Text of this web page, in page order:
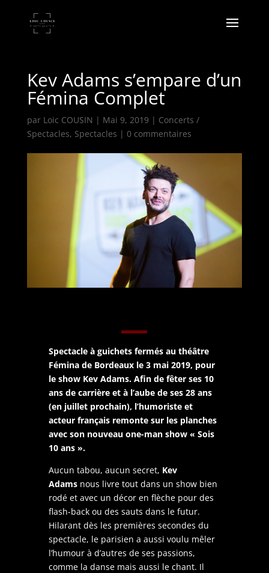
Kev Adams s’empare d’un
Fémina Complet
par Loic COUSIN | Mai 9, 2019 | Concerts /
Spectacles, Spectacles | 0 commentaires
Spectacle à guichets fermés au théâtre
Fémina de Bordeaux le 3 mai 2019, pour
le show Kev Adams. Afin de fêter ses 10
ans de carrière et à l’aube de ses 28 ans
(en juillet prochain), l’humoriste et
acteur français remonte sur les planches
avec son nouveau one-man show « Sois
10 ans ».
Aucun tabou, aucun secret, Kev
Adamsnous livre tout dans un show bien
rodé et avec un décor en flèche pour des
flash-back ou des sauts dans le futur.
Hilarant dès les premières secondes du
spectacle, le parisien a aussi voulu mêler
l’humour à d’autres de ses passions,
comme la danse mais aussi le chant. Il